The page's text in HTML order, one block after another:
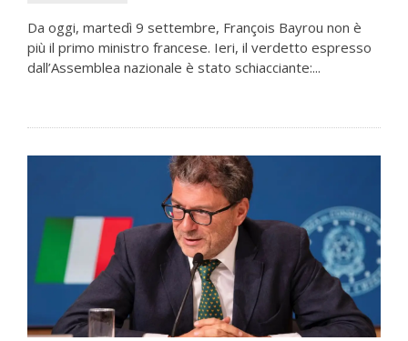
Da oggi, martedì 9 settembre, François Bayrou non è
più il primo ministro francese. Ieri, il verdetto espresso
dall’Assemblea nazionale è stato schiacciante:...